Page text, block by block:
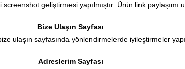
geliştirmesi yapılmıştır. Ürün link
Bize Ulaşın Sayfası
ulaşın sayfasında yönlendirmelerde iyileştirmeler
Adreslerim Sayfası